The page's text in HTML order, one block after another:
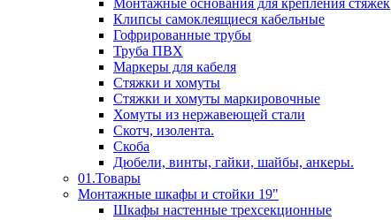
Монтажные основания для крепления стяжек
Клипсы самоклеящиеся кабельные
Гофрированные трубы
Труба ПВХ
Маркеры для кабеля
Стяжки и хомуты
Стяжки и хомуты маркировочные
Хомуты из нержавеющей стали
Скотч, изолента.
Скоба
Дюбели, винты, гайки, шайбы, анкеры.
01.Товары
Монтажные шкафы и стойки 19"
Шкафы настенные трехсекционные